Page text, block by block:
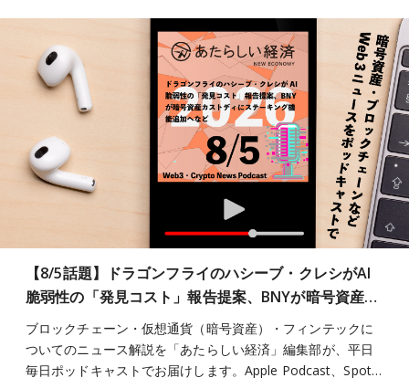
【8/5話題】ドラゴンフライのハシーブ・クレシがAI
脆弱性の「発見コスト」報告提案、BNYが暗号資産…
ブロックチェーン・仮想通貨（暗号資産）・フィンテックに
ついてのニュース解説を「あたらしい経済」編集部が、平日
毎日ポッドキャストでお届けします。Apple Podcast、Spot…